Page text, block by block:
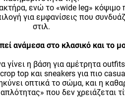
ενώ το «wide leg»
για εμφανίσεις που
στιλ.
ανάμεσα στο κλασικό και το
γίνει η βάση για αμέτρητα
top και sneakers για πιο
οπτικά το σώμα, και η
που δεν χρειάζεται